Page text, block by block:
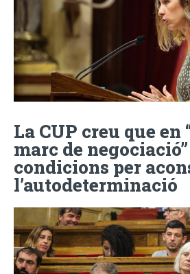
La CUP creu que en
marc de
condicions per
l’autodeterminació